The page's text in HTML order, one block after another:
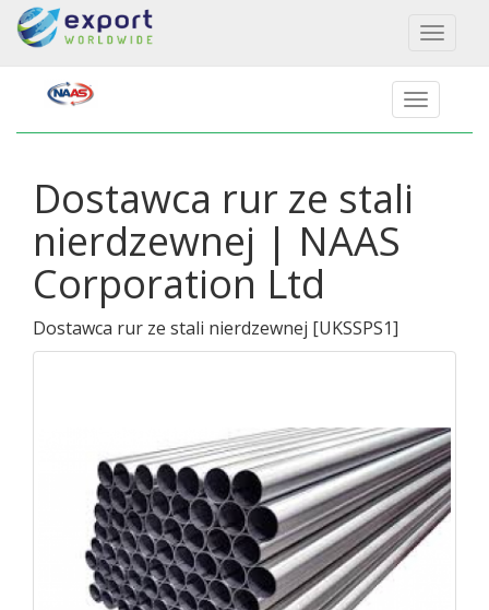
Toggle
Dostawca rur ze stali
nierdzewnej | NAAS
Corporation Ltd
Dostawca rur ze stali nierdzewnej [UKSSPS1]